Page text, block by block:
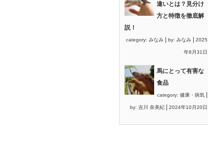
違いとは？見分け
方と特徴を徹底解
説！
category: みなみ by: みなみ 2025
年8月31日
馬にとって有害な
食品
category: 健康・病気
by: 吉川 奈美紀 2024年10月20日